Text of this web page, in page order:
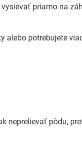
priamo na
alebo potrebujete
neprelievať pôdu,